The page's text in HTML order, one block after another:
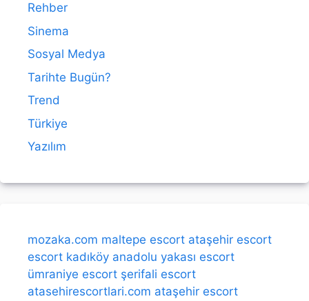
Rehber
Sinema
Sosyal Medya
Tarihte Bugün?
Trend
Türkiye
Yazılım
mozaka.com maltepe escort ataşehir escort
escort kadıköy anadolu yakası escort
ümraniye escort şerifali escort
atasehirescortlari.com ataşehir escort